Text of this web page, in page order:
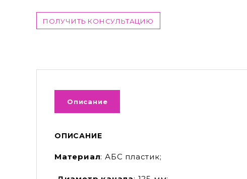
ПОЛУЧИТЬ КОНСУЛЬТАЦИЮ
Описание
ОПИСАНИЕ
Материал: АБС пластик;